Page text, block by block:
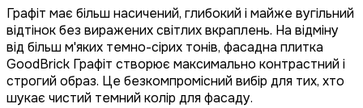
Графіт має більш насичений, глибокий і майже вугільний
відтінок без виражених світлих вкраплень. На відміну
від більш м'яких темно-сірих тонів, фасадна плитка
GoodBrick Графіт створює максимально контрастний і
строгий образ. Це безкомпромісний вибір для тих, хто
шукає чистий темний колір для фасаду.